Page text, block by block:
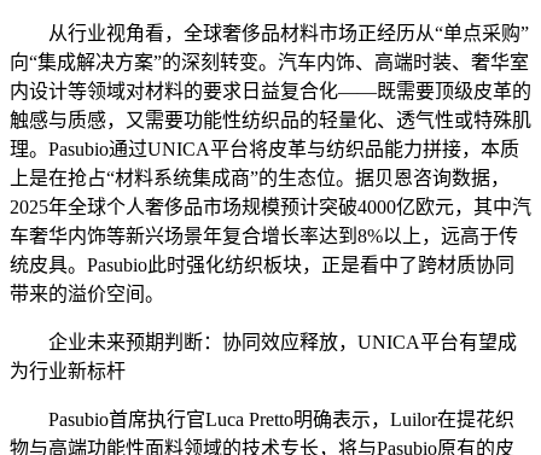
从行业视角看，全球奢侈品材料市场正经历从“单点采购”
向“集成解决方案”的深刻转变。汽车内饰、高端时装、奢华室
内设计等领域对材料的要求日益复合化——既需要顶级皮革的
触感与质感，又需要功能性纺织品的轻量化、透气性或特殊肌
理。Pasubio通过UNICA平台将皮革与纺织品能力拼接，本质
上是在抢占“材料系统集成商”的生态位。据贝恩咨询数据，
2025年全球个人奢侈品市场规模预计突破4000亿欧元，其中汽
车奢华内饰等新兴场景年复合增长率达到8%以上，远高于传
统皮具。Pasubio此时强化纺织板块，正是看中了跨材质协同
带来的溢价空间。
企业未来预期判断：协同效应释放，UNICA平台有望成
为行业新标杆
Pasubio首席执行官Luca Pretto明确表示，Luilor在提花织
物与高端功能性面料领域的技术专长，将与Pasubio原有的皮